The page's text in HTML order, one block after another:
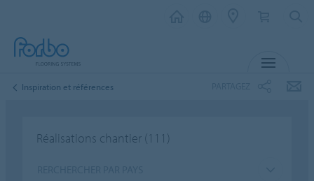
Inspiration et références
Réalisations chantier (111)